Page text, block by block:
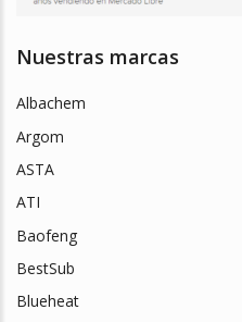
Nuestras marcas
Albachem
Argom
ASTA
ATI
Baofeng
BestSub
Blueheat